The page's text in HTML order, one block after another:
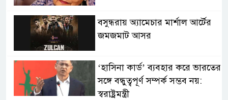
বসুন্ধরায় অ্যামেচার মার্শাল আর্টের
জমজমাট আসর
‘হাসিনা কার্ড’ ব্যবহার করে ভারতের
সঙ্গে বন্ধুত্বপূর্ণ সম্পর্ক সম্ভব নয়:
স্বরাষ্ট্রমন্ত্রী